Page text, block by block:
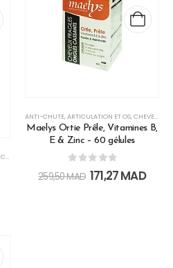
COMPLÉMENT ALIMENTAIRE ,ENFANT,
ANTI-CHUTE, ARTICULATION ET OS,CHEVEUX ET ONGLES
Maelys Ortie Prêle, Vitamines B,
E & Zinc – 60 gélules
out of 5
259,50MAD 171,27MAD